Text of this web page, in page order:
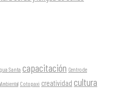
Santa capacitación Centro de
Cotopaxi creatividad cultura